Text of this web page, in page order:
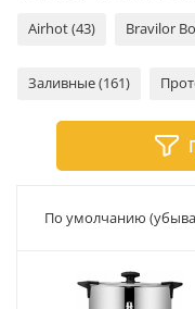
Airhot (43) Bravilor
Заливные (161)
По умолчанию